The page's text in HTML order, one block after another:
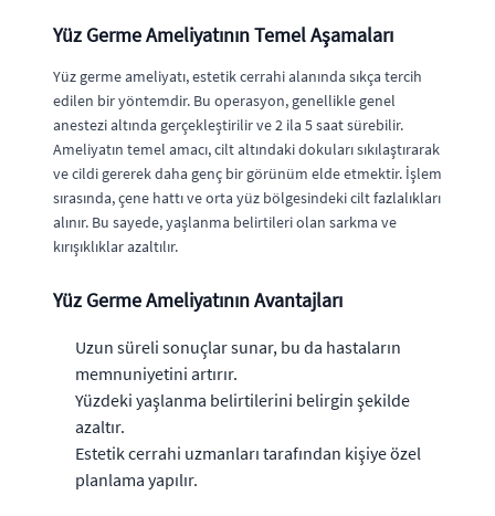
Yüz Germe Ameliyatının Temel Aşamaları
Yüz germe ameliyatı, estetik cerrahi alanında sıkça tercih
edilen bir yöntemdir. Bu operasyon, genellikle genel
anestezi altında gerçekleştirilir ve 2 ila 5 saat sürebilir.
Ameliyatın temel amacı, cilt altındaki dokuları sıkılaştırarak
ve cildi gererek daha genç bir görünüm elde etmektir. İşlem
sırasında, çene hattı ve orta yüz bölgesindeki cilt fazlalıkları
alınır. Bu sayede, yaşlanma belirtileri olan sarkma ve
kırışıklıklar azaltılır.
Yüz Germe Ameliyatının Avantajları
Uzun süreli sonuçlar sunar, bu da hastaların
memnuniyetini artırır.
Yüzdeki yaşlanma belirtilerini belirgin şekilde
azaltır.
Estetik cerrahi uzmanları tarafından kişiye özel
planlama yapılır.